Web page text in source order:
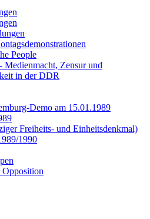
People
Medienmacht, Zensur und
in der DDR
Demo am 15.01.1989
Freiheits- und Einheitsdenkmal)
1990
Opposition